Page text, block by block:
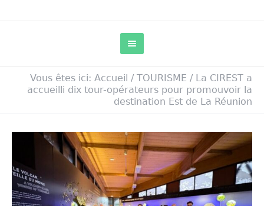
Vous êtes ici: Accueil / TOURISME / La CIREST a
accueilli dix tour-opérateurs pour promouvoir la
destination Est de La Réunion